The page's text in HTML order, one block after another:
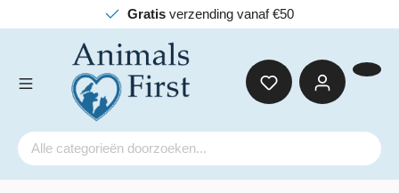
Gratisverzending vanaf €50